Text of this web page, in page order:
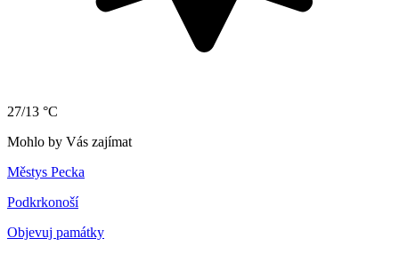
27/13 °C
Mohlo by Vás zajímat
Městys Pecka
Podkrkonoší
Objevuj památky